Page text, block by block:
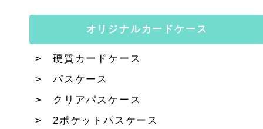
オリジナルカードケース
硬質カードケース
パスケース
クリアパスケース
2ポケットパスケース